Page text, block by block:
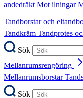
andedräktMot ilningar
Tandborstar och
Tandkräm Tandprotes
Sök
Mellanrumsrengöring
Mellanrumsborstar
Sök